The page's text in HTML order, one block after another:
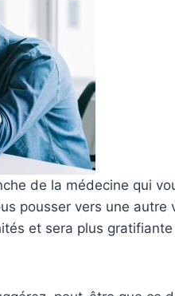
de la médecine qui
pousser vers une autre
et sera plus